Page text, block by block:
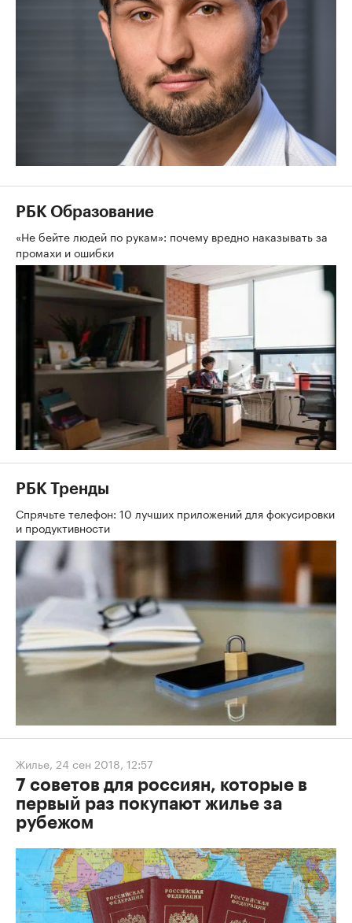
РБК Образование
«Не бейте людей по рукам»: почему вредно наказывать за
промахи и ошибки
РБК Тренды
Спрячьте телефон: 10 лучших приложений для фокусировки
и продуктивности
Жилье, 24 сен 2018, 12:57
7 советов для россиян, которые в
первый раз покупают жилье за
рубежом